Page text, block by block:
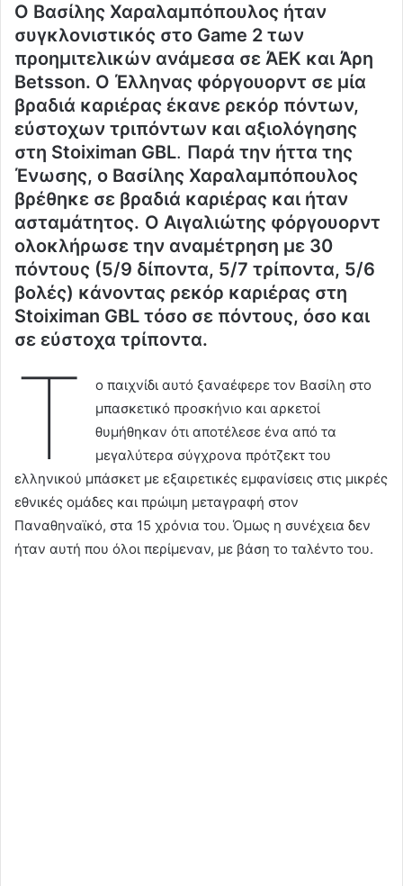
Ο Βασίλης Χαραλαμπόπουλος ήταν
συγκλονιστικός στο Game 2 των
προημιτελικών ανάμεσα σε ΆΕΚ και Άρη
Betsson. Ο Έλληνας φόργουορντ σε μία
βραδιά καριέρας έκανε ρεκόρ πόντων,
εύστοχων τριπόντων και αξιολόγησης
στη Stoiximan GBL. Παρά την ήττα της
Ένωσης, ο Βασίλης Χαραλαμπόπουλος
βρέθηκε σε βραδιά καριέρας και ήταν
ασταμάτητος. Ο Αιγαλιώτης φόργουορντ
ολοκλήρωσε την αναμέτρηση με 30
πόντους (5/9 δίποντα, 5/7 τρίποντα, 5/6
βολές) κάνοντας ρεκόρ καριέρας στη
Stoiximan GBL τόσο σε πόντους, όσο και
σε εύστοχα τρίποντα.
Τ
ο παιχνίδι αυτό ξαναέφερε τον Βασίλη στο
μπασκετικό προσκήνιο και αρκετοί
θυμήθηκαν ότι αποτέλεσε ένα από τα
μεγαλύτερα σύγχρονα πρότζεκτ του
ελληνικού μπάσκετ με εξαιρετικές εμφανίσεις στις μικρές
εθνικές ομάδες και πρώιμη μεταγραφή στον
Παναθηναϊκό, στα 15 χρόνια του. Όμως η συνέχεια δεν
ήταν αυτή που όλοι περίμεναν, με βάση το ταλέντο του.